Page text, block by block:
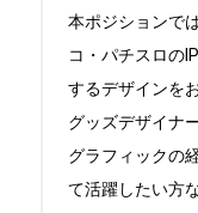
本ポジションで
コ・パチスロの
するデザインを
グッズデザイナ
グラフィックの
て活躍したい方